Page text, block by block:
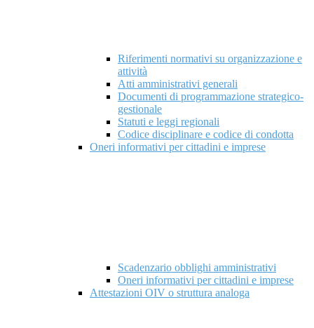
Riferimenti normativi su organizzazione e
attività
Atti amministrativi generali
Documenti di programmazione strategico-
gestionale
Statuti e leggi regionali
Codice disciplinare e codice di condotta
Oneri informativi per cittadini e imprese
Scadenzario obblighi amministrativi
Oneri informativi per cittadini e imprese
Attestazioni OIV o struttura analoga